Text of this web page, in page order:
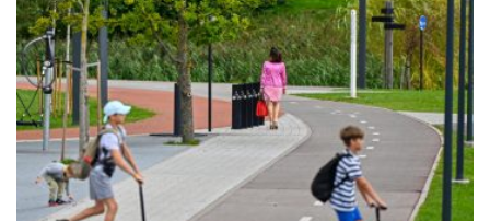
atstatydinimo klausimas būtų kuo skubiau
aptartas artimiausiame grupes susirinkime.